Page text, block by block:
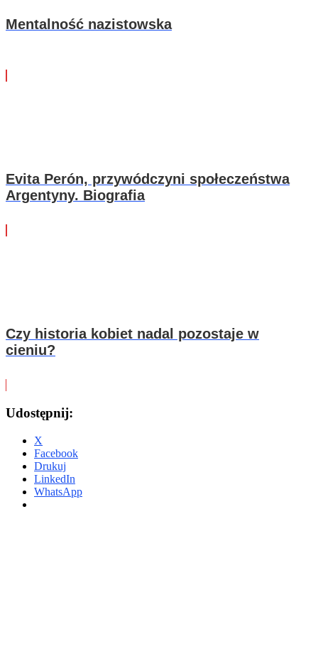
Mentalność nazistowska
Evita Perón, przywódczyni społeczeństwa
Argentyny. Biografia
Czy historia kobiet nadal pozostaje w
cieniu?
Udostępnij:
X
Facebook
Drukuj
LinkedIn
WhatsApp